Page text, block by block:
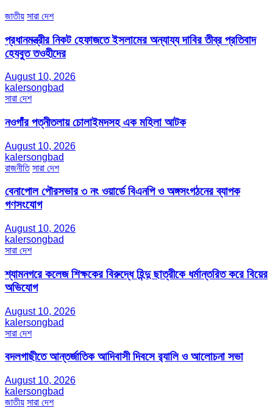
জাতীয় সারা দেশ
প্রধানমন্ত্রীর নিকট হেফাজতে ইসলামের অন্যায্য দাবির তীব্র প্রতিবাদ
হেযবুত তওহীদের
August 10, 2026
kalersongbad
সারা দেশ
নওগাঁর পত্নীতলায় চোলাইমদসহ এক মহিলা আটক
August 10, 2026
kalersongbad
রাজনীতি সারা দেশ
বেনাপোল পৌরসভার ৩ নং ওয়ার্ডে বিএনপি ও অঙ্গসংগঠনের ব্যাপক
গণসংযোগ
August 10, 2026
kalersongbad
সারা দেশ
শ্যামনগরে কলেজ শিক্ষকের বিরুদ্ধে হিন্দু ছাত্রীকে ধর্মান্তরিত করে বিয়ের
অভিযোগ
August 10, 2026
kalersongbad
সারা দেশ
বদলগাছীতে আন্তর্জাতিক আদিবাসী দিবসে র‍্যালি ও আলোচনা সভা
August 10, 2026
kalersongbad
জাতীয় সারা দেশ